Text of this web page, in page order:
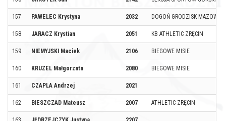
157 PAWELEC Krystyna 2032 DOGOŃ GRODZISK
158 JARACZ Krystian 2051 KB ATHLETIC ZRĘCIN
159 NIEMYJSKI Maciek 2106 BIEGOWE MISIE
160 KRUZEL Małgorzata 2080 BIEGOWE MISIE
161 CZAPLA Andrzej 2021
162 BIESZCZAD Mateusz 2007 ATHLETIC ZRĘCIN